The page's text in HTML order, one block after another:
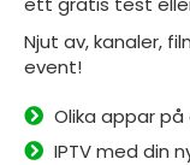
Njut av, kanaler,
event!
Olika appar
IPTV med din